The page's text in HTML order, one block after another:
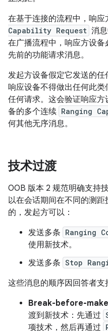
在基于连接的流程中，响应
Capability Request 消
在广播流程中，响应方设
先前的功能请求消息。
发起方设备假定它发送的任
响应设备不得做出任何此
任何请求。这会验证响应
备的多个连续 Ranging
何其他无序消息。
技术过渡
OOB 版本 2 规范明确支持
以在会话期间在不同的测
的，发起方可以：
发送多条 Ranging
使用新技术。
发送多条 Stop
这些消息的顺序因回答者支
Break-before-make
渡到新技术：先通过
项技术，然后再通过